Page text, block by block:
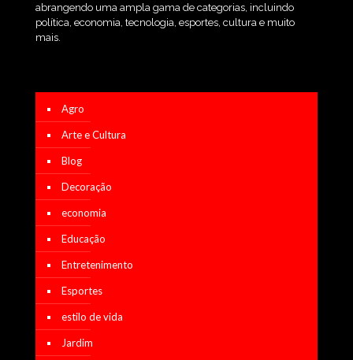
abrangendo uma ampla gama de categorias, incluindo
política, economia, tecnologia, esportes, cultura e muito
mais.
Agro
Arte e Cultura
Blog
Decoração
economia
Educação
Entretenimento
Esportes
estilo de vida
Jardim